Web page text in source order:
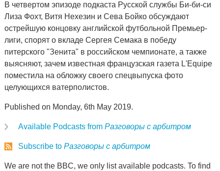
В четвертом эпизоде подкаста Русской службы Би-би-си
Лиза Фохт, Витя Нехезин и Сева Бойко обсуждают
острейшую концовку английской футбольной Премьер-
лиги, спорят о вкладе Сергея Семака в победу
питерского "Зенита" в российском чемпионате, а также
выясняют, зачем известная французская газета L'Equipe
поместила на обложку своего спецвыпуска фото
целующихся ватерполистов.
Published on Monday, 6th May 2019.
Available Podcasts from Разговоры с арбитром
Subscribe to Разговоры с арбитром
We are not the BBC, we only list available podcasts. To find